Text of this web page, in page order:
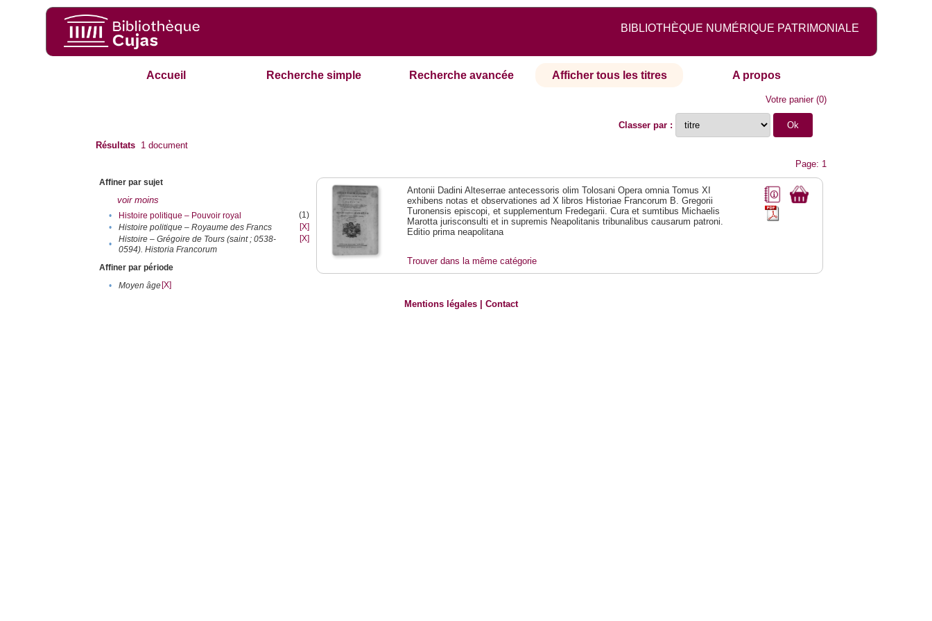
BIBLIOTHÈQUE NUMÉRIQUE PATRIMONIALE
Accueil Recherche simple Recherche avancée Afficher tous les titres A propos
Votre panier(0)
Classer par :
Résultats 1 document
Page: 1
Affiner par sujet
voir moins
• Histoire politique – Pouvoir royal
(1)
•
Histoire politique – Royaume des Francs
[X]
•
Histoire – Grégoire de Tours (saint ; 0538-
0594). Historia Francorum
[X]
Affiner par période
•
Moyen âge[X]
Antonii Dadini Alteserrae antecessoris olim Tolosani Opera omnia Tomus XI
exhibens notas et observationes ad X libros Historiae Francorum B. Gregorii
Turonensis episcopi, et supplementum Fredegarii. Cura et sumtibus Michaelis
Marotta jurisconsulti et in supremis Neapolitanis tribunalibus causarum patroni.
Editio prima neapolitana
Trouver dans la même catégorie
Mentions légales |Contact